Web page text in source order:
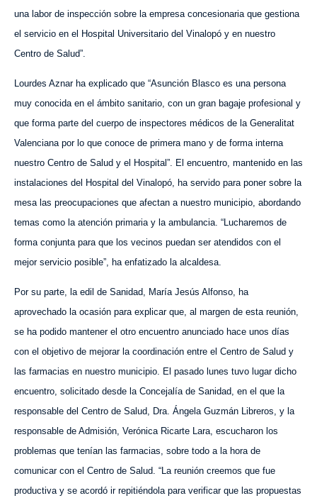
una labor de inspección sobre la empresa concesionaria que gestiona
el servicio en el Hospital Universitario del Vinalopó y en nuestro
Centro de Salud”.
Lourdes Aznar ha explicado que “Asunción Blasco es una persona
muy conocida en el ámbito sanitario, con un gran bagaje profesional y
que forma parte del cuerpo de inspectores médicos de la Generalitat
Valenciana por lo que conoce de primera mano y de forma interna
nuestro Centro de Salud y el Hospital”. El encuentro, mantenido en las
instalaciones del Hospital del Vinalopó, ha servido para poner sobre la
mesa las preocupaciones que afectan a nuestro municipio, abordando
temas como la atención primaria y la ambulancia. “Lucharemos de
forma conjunta para que los vecinos puedan ser atendidos con el
mejor servicio posible”, ha enfatizado la alcaldesa.
Por su parte, la edil de Sanidad, María Jesús Alfonso, ha
aprovechado la ocasión para explicar que, al margen de esta reunión,
se ha podido mantener el otro encuentro anunciado hace unos días
con el objetivo de mejorar la coordinación entre el Centro de Salud y
las farmacias en nuestro municipio. El pasado lunes tuvo lugar dicho
encuentro, solicitado desde la Concejalía de Sanidad, en el que la
responsable del Centro de Salud, Dra. Ángela Guzmán Libreros, y la
responsable de Admisión, Verónica Ricarte Lara, escucharon los
problemas que tenían las farmacias, sobre todo a la hora de
comunicar con el Centro de Salud. “La reunión creemos que fue
productiva y se acordó ir repitiéndola para verificar que las propuestas